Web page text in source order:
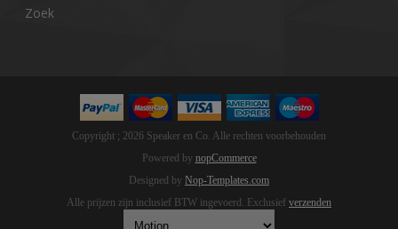
Zoek
Copyright ; 2026 Speaker en Co. Alle rechten voorbehouden
Powered by nopCommerce
Designed by Nop-Templates.com
Alle prijzen zijn inclusief BTW ingevoerd. Exclusief verzenden